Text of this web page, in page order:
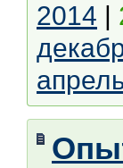
2014 |